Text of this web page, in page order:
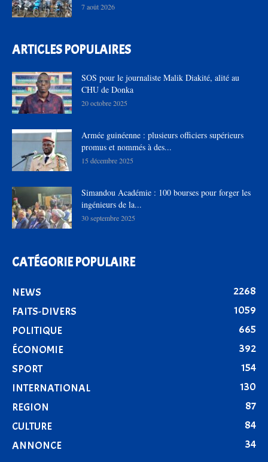
7 août 2026
ARTICLES POPULAIRES
SOS pour le journaliste Malik Diakité, alité au
CHU de Donka
20 octobre 2025
Armée guinéenne : plusieurs officiers supérieurs
promus et nommés à des...
15 décembre 2025
Simandou Académie : 100 bourses pour forger les
ingénieurs de la...
30 septembre 2025
CATÉGORIE POPULAIRE
NEWS
2268
FAITS-DIVERS
1059
POLITIQUE
665
ÉCONOMIE
392
SPORT
154
INTERNATIONAL
130
REGION
87
CULTURE
84
ANNONCE
34